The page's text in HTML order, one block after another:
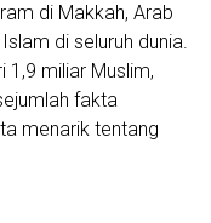
di Makkah, Arab
di seluruh dunia.
1,9 miliar Muslim,
fakta
menarik tentang